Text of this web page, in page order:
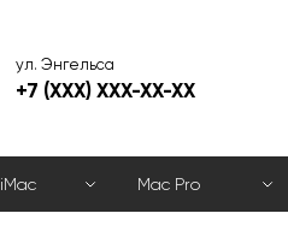
ул. Энгельса
+7 (XXX) XXX-XX-XX
iMac Mac Pro